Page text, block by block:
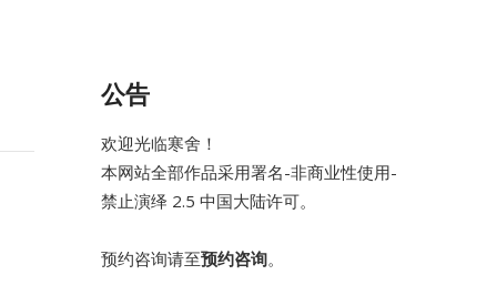
公告
欢迎光临寒舍！
本网站全部作品采用署名-非商业性使用-
禁止演绎 2.5 中国大陆许可。
预约咨询请至预约咨询。